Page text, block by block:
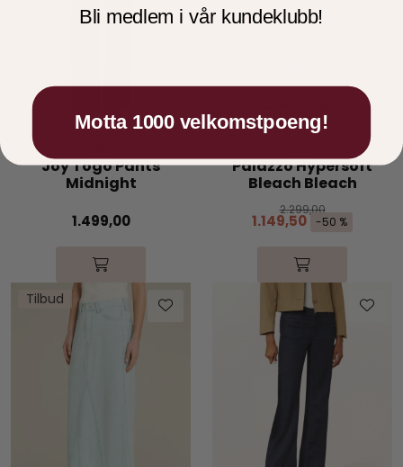
Joy Togo Pants
Midnight
1.499,00
Palazzo Hypersoft
Bleach Bleach
2.299,00
1.149,50 -50 %
Tilbud
Bli medlem i vår kundeklubb!
Motta 1000 velkomstpoeng!